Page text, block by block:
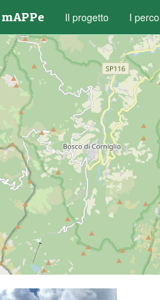
Il progetto I